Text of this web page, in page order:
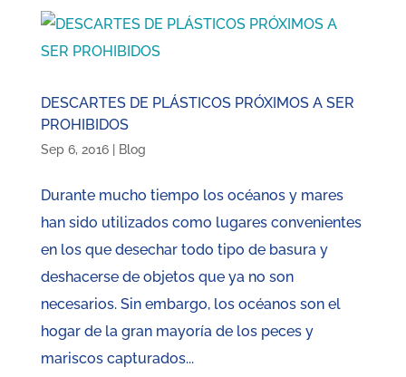
DESCARTES DE PLÁSTICOS PRÓXIMOS A SER
PROHIBIDOS
Sep 6, 2016| Blog
Durante mucho tiempo los océanos y mares
han sido utilizados como lugares convenientes
en los que desechar todo tipo de basura y
deshacerse de objetos que ya no son
necesarios. Sin embargo, los océanos son el
hogar de la gran mayoría de los peces y
mariscos capturados...